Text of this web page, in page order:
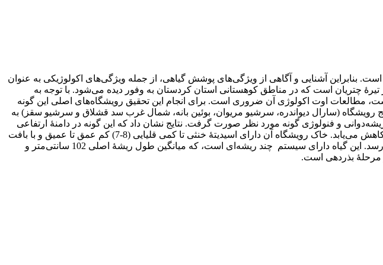
آشنایی و آگاهی از ویژگی‌های پوشش گیاهی، از جمله ویژگی‌های اکولوژیکی به عنوان
تیرۀ چتریان است که در مناطق کوهستانی استان کردستان به وفور دیده می‌شود. با توجه به
مطالعات اوت اکولوژی آن ضروری است. برای انجام این تحقیق رویشگاه‌های اصلی این گونه
پوشش گیاهی استان با مقیاس1:25000 تعیین شد که در مجموع پنج رویشگاه (سارال دیواندره، سرشیو مریوان، بوئین بانه، شمال غرب سد قشلاق و سرشیو سقز) به
و فنولوژی گونه مورد نظر صورت گرفت. نتایج نشان داد که این گونه در دامنۀ ارتفاعی
3000-1600 متر از سطح دریا با بارندگی 700-400 میلی‌متر به خوبی رشد می‌کند و تراکم آن با افزایش ارتفاع کاهش می‌یابد. خاک رویشگاه آن دارای اسیدیتۀ خنثی تا کمی قلیایی (8-7) کم عمق تا عمیق و با بافت
متوسط است. رشد رویشی گیاه از هفتۀ اول فروردین شروع می‌شود و در اواسط خرداد گیاه به بذردهی می‌رسد. این گیاه دارای سیستم چند ریشه‌ای است، که میانگین طول ریشۀ اصلی 102 سانتی‌متر و